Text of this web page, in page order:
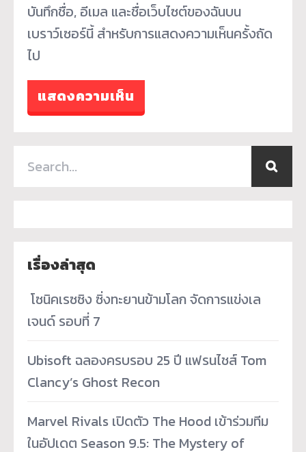
บันทึกชื่อ, อีเมล และชื่อเว็บไซต์ของฉันบน
เบราว์เซอร์นี้ สำหรับการแสดงความเห็นครั้งถัด
ไป
เรื่องล่าสุด
­ โซนิคเรซซิง ซิ่งทะยานข้ามโลก จัดการแข่งเล
เจนด์ รอบที่ 7
Ubisoft ฉลองครบรอบ 25 ปี แฟรนไชส์ Tom
Clancy’s Ghost Recon
Marvel Rivals เปิดตัว The Hood เข้าร่วมทีม
ในอัปเดต Season 9.5: The Mystery of